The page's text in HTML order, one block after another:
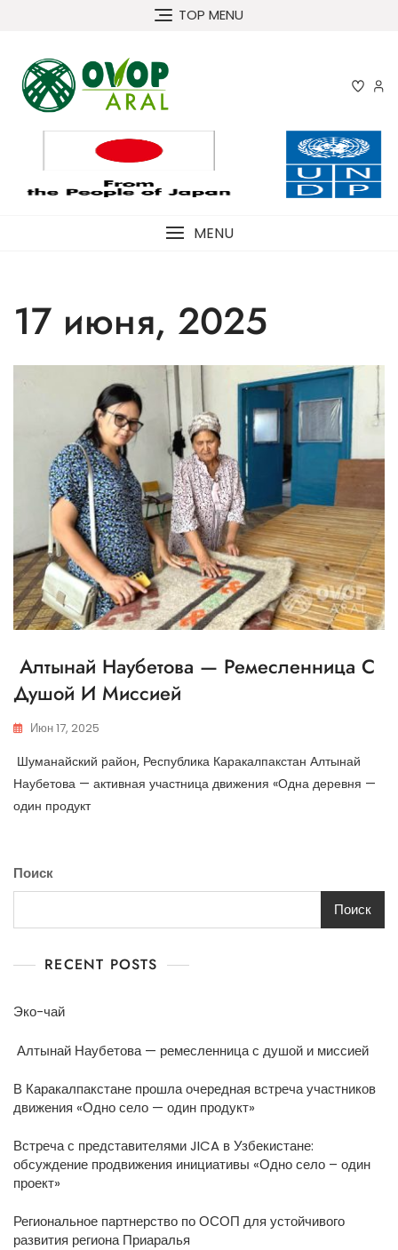
TOP MENU
MENU
17 июня, 2025
Алтынай Наубетова — Ремесленница С
Душой И Миссией
Июн 17, 2025
Шуманайский район, Республика Каракалпакстан Алтынай
Наубетова — активная участница движения «Одна деревня —
один продукт
Поиск
Поиск
RECENT POSTS
Эко-чай
Алтынай Наубетова — ремесленница с душой и миссией
В Каракалпакстане прошла очередная встреча участников
движения «Одно село — один продукт»
Встреча с представителями JICA в Узбекистане:
обсуждение продвижения инициативы «Одно село – один
проект»
Региональное партнерство по ОСОП для устойчивого
развития региона Приаралья